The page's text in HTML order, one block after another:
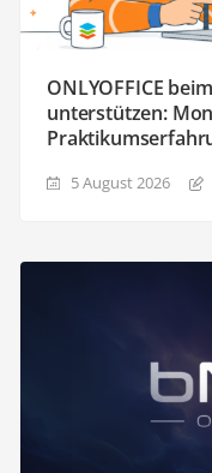
ONLYOFFICE
unterstützen:
5 August 2026